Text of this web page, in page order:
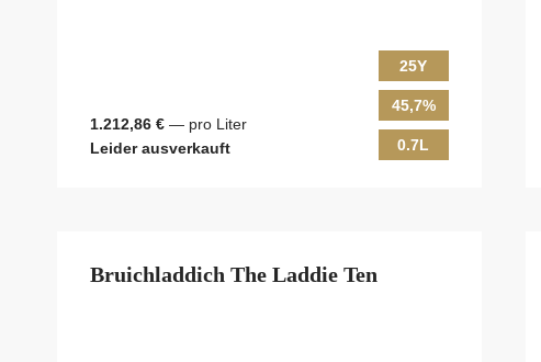
1.212,86 € — pro Liter
Leider ausverkauft
25Y
45,7%
0.7L
Bruichladdich The Laddie Ten